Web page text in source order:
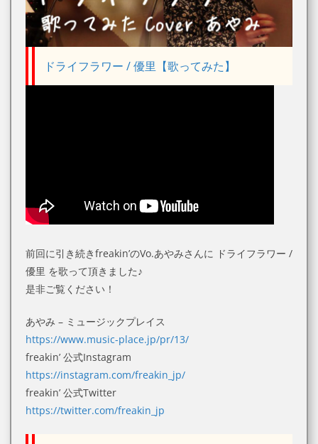
ドライフラワー / 優里【歌ってみた】
前回に引き続きfreakin’のVo.あやみさんに ドライフラワー /
優里 を歌って頂きました♪
是非ご覧ください！
あやみ – ミュージックプレイス
https://www.music-place.jp/pr/13/
freakin’ 公式Instagram
https://instagram.com/freakin_jp/
freakin’ 公式Twitter
https://twitter.com/freakin_jp